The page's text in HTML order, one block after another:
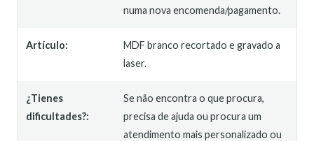
numa nova encomenda/pagamento.
Artículo:
MDF branco recortado e gravado a
laser.
¿Tienes
dificultades?:
Se não encontra o que procura,
precisa de ajuda ou procura um
atendimento mais personalizado ou